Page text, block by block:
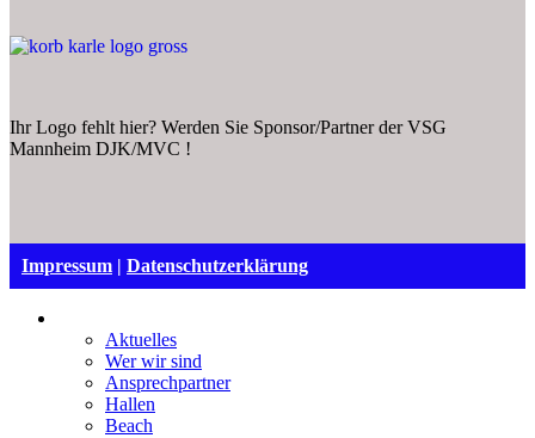
Ihr Logo fehlt hier? Werden Sie Sponsor/Partner der VSG
Mannheim DJK/MVC !
Impressum | Datenschutzerklärung
Aktuelles
Wer wir sind
Ansprechpartner
Hallen
Beach